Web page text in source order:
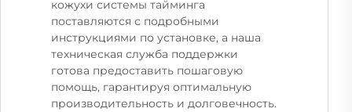
кожухи системы тайминга
поставляются с подробными
инструкциями по установке, а наша
техническая служба поддержки
готова предоставить пошаговую
помощь, гарантируя оптимальную
производительность и долговечность.